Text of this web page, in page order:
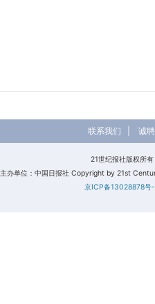
联系我们 诚
21世纪报社版权所
主办单位：中国日报社 Copyright by 21st
京ICP备13028878号